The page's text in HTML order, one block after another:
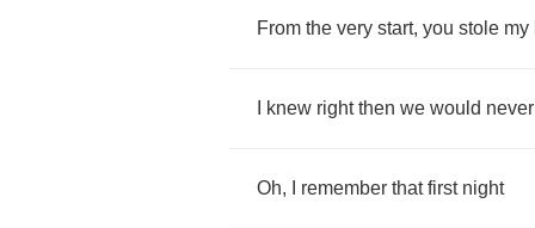
From the very start, you stole my
knew right then we would never
Oh, remember that first night